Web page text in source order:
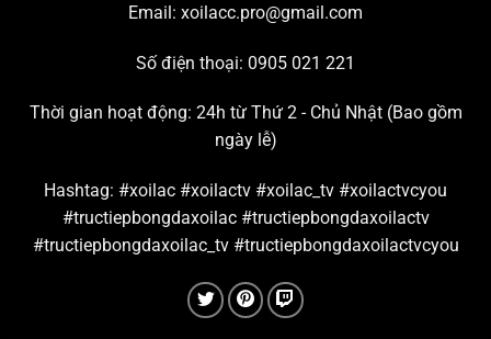
Email: xoilacc.pro@gmail.com
Số điện thoại: 0905 021 221
Thời gian hoạt động: 24h từ Thứ 2 - Chủ Nhật (Bao gồm
ngày lễ)
Hashtag: #xoilac #xoilactv #xoilac_tv #xoilactvcyou
#tructiepbongdaxoilac #tructiepbongdaxoilactv
#tructiepbongdaxoilac_tv #tructiepbongdaxoilactvcyou